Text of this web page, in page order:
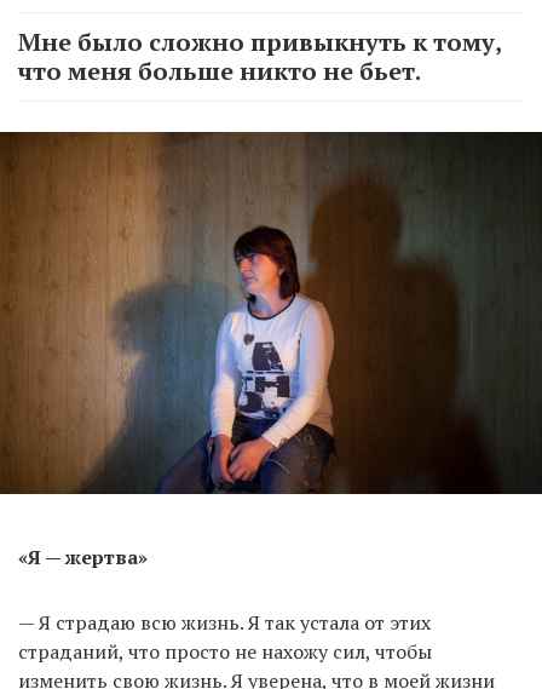
Мне было сложно привыкнуть к тому,
что меня больше никто не бьет.
«Я — жертва»
— Я страдаю всю жизнь. Я так устала от этих
страданий, что просто не нахожу сил, чтобы
изменить свою жизнь. Я уверена, что в моей жизни